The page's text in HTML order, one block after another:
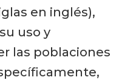
en inglés),
uso y
las poblaciones